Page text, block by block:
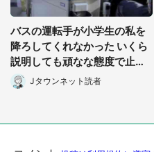
バスの運転手が小学生の私を
降ろしてくれなかった いくら
説明しても頑なな態度で止め
られ(北海道・50代女性)
Jタウンネット読者